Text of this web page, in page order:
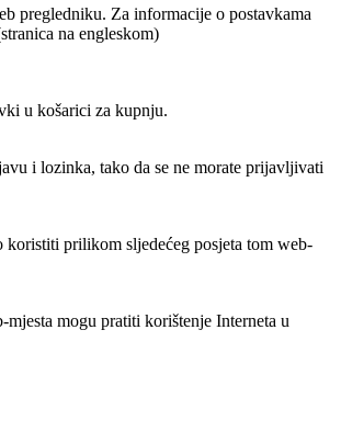
pregledniku. Za informacije o postavkama
na engleskom)
u košarici za kupnju.
i lozinka, tako da se ne morate prijavljivati
prilikom sljedećeg posjeta tom web-
mogu pratiti korištenje Interneta u